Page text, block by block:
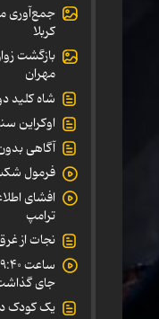
جمع‌آوری
کربلا
بازگشت
مهران
شاه کلید
اوکراین
آگاهی
فرمول
افشای
ترامپ
نجات از
جای
یک کودک